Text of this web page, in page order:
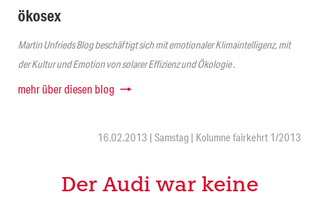
ökosex
Martin Unfrieds Blog beschäftigt sich mit emotionaler Klimaintelligenz, mit
der Kultur und Emotion von solarer Effizienz und Ökologie .
mehr über diesen blog
16.02.2013 | Samstag | Kolumne fairkehrt 1/2013
Der Audi war keine